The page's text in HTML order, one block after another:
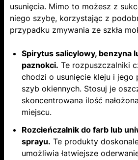
usunięcia. Mimo to możesz z
niego szybę, korzystając z
przypadku zmywania ze szkła
Spirytus salicylowy, benzyna
paznokci. Te rozpuszczalniki
chodzi o usunięcie kleju i jego
szyb okiennych. Stosuj je
skoncentrowana ilość
miejscu.
Rozcieńczalnik do farb lub
sprayu. Te produkty
umożliwia łatwiejsze